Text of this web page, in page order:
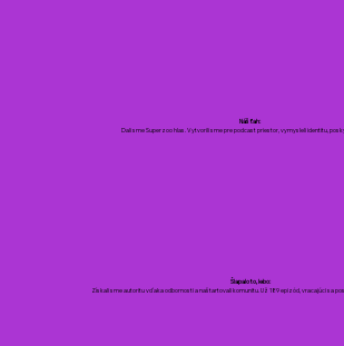
Náš ťah:
Dali sme Superzoo hlas. Vytvorili sme pre podcast priestor, vymysleli identitu,
Šlapalo to, lebo:
Získali sme autoritu vďaka odbornosti a naštartovali komunitu. Už 189 epizód, vracajúci sa